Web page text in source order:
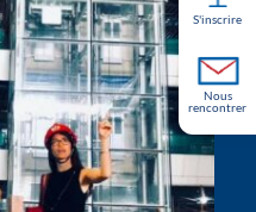
S'inscrire
Nous
rencontrer